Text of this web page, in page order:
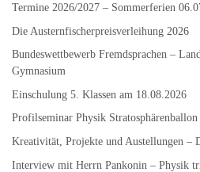
Termine 2026/2027 – Sommerferien
Die Austernfischer­preisverleihung 2026
Bundeswett­bewerb Fremdsprachen –
Gymnasium
Einschulung 5. Klassen am 18.08.2026
Profilseminar Physik
Kreativität, Projekte und Austellungen –
Interview mit Herrn Pankonin – Physik